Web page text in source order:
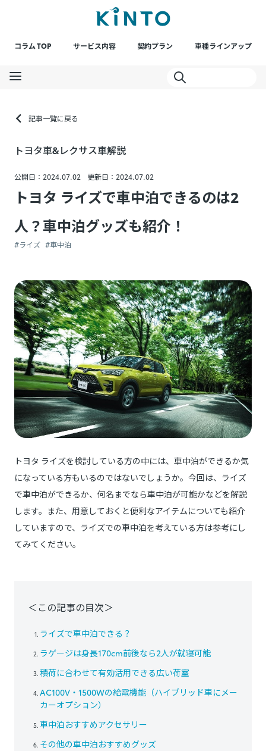
コラム TOP サービス内容 契約プラン 車種ラインアップ
記事一覧に戻る
トヨタ車&レクサス車解説
公開日：2024.07.02 更新日：2024.07.02
トヨタ ライズで車中泊できるのは2
人？車中泊グッズも紹介！
#ライズ #車中泊
トヨタ ライズを検討している方の中には、車中泊ができるか気
になっている方もいるのではないでしょうか。今回は、ライズ
で車中泊ができるか、何名までなら車中泊が可能かなどを解説
します。また、用意しておくと便利なアイテムについても紹介
していますので、ライズでの車中泊を考えている方は参考にし
てみてください。
＜この記事の目次＞
ライズで車中泊できる？
ラゲージは身長170cm前後なら2人が就寝可能
積荷に合わせて有効活用できる広い荷室
AC100V・1500Wの給電機能（ハイブリッド車にメー
カーオプション）
車中泊おすすめアクセサリー
その他の車中泊おすすめグッズ